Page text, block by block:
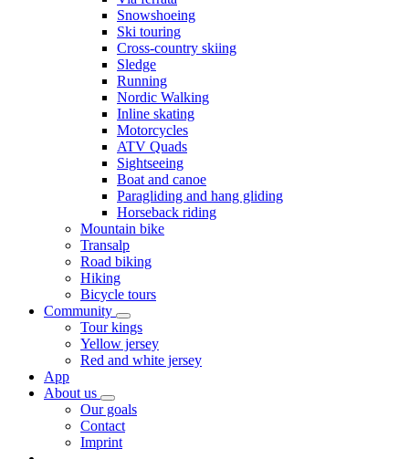
Snowshoeing
Ski touring
Cross-country skiing
Sledge
Running
Nordic Walking
Inline skating
Motorcycles
ATV Quads
Sightseeing
Boat and canoe
Paragliding and hang gliding
Horseback riding
Mountain bike
Transalp
Road biking
Hiking
Bicycle tours
Community
Tour kings
Yellow jersey
Red and white jersey
App
About us
Our goals
Contact
Imprint